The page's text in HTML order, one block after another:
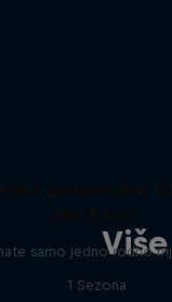
samo jedno rodno
1 Sezona